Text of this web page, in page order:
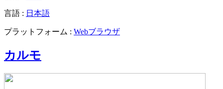
言語 : 日本語
プラットフォーム : Webブラウザ
カルモ